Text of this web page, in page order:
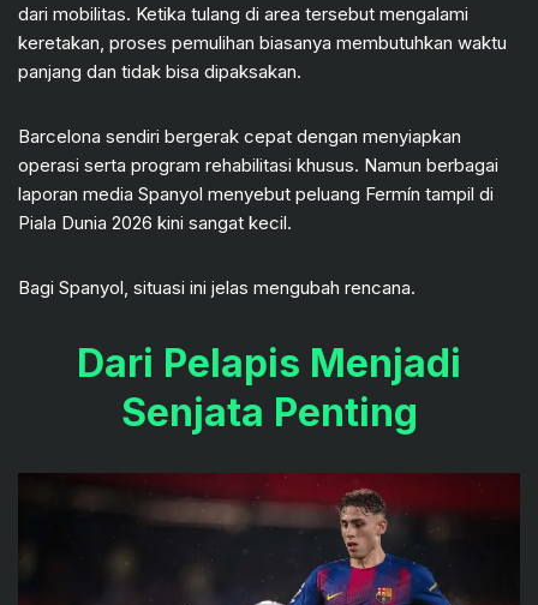
dari mobilitas. Ketika tulang di area tersebut mengalami
keretakan, proses pemulihan biasanya membutuhkan waktu
panjang dan tidak bisa dipaksakan.
Barcelona sendiri bergerak cepat dengan menyiapkan
operasi serta program rehabilitasi khusus. Namun berbagai
laporan media Spanyol menyebut peluang Fermín tampil di
Piala Dunia 2026 kini sangat kecil.
Bagi Spanyol, situasi ini jelas mengubah rencana.
Dari Pelapis Menjadi
Senjata Penting